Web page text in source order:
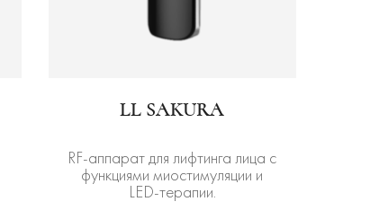
LL SAKURA
RF-аппарат для лифтинга лица с
функциями миостимуляции и
LED-терапии.